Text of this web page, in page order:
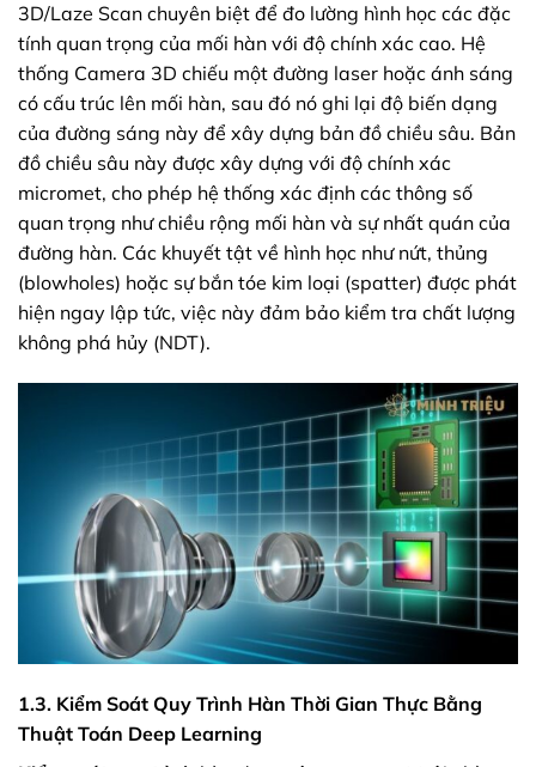
3D/Laze Scan chuyên biệt để đo lường hình học các đặc
tính quan trọng của mối hàn với độ chính xác cao. Hệ
thống Camera 3D chiếu một đường laser hoặc ánh sáng
có cấu trúc lên mối hàn, sau đó nó ghi lại độ biến dạng
của đường sáng này để xây dựng bản đồ chiều sâu. Bản
đồ chiều sâu này được xây dựng với độ chính xác
micromet, cho phép hệ thống xác định các thông số
quan trọng như chiều rộng mối hàn và sự nhất quán của
đường hàn. Các khuyết tật về hình học như nứt, thủng
(blowholes) hoặc sự bắn tóe kim loại (spatter) được phát
hiện ngay lập tức, việc này đảm bảo kiểm tra chất lượng
không phá hủy (NDT).
1.3. Kiểm Soát Quy Trình Hàn Thời Gian Thực Bằng
Thuật Toán Deep Learning